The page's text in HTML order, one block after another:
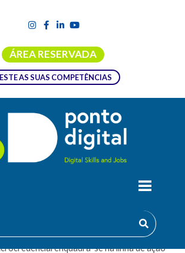
ÁREA RESERVADA
AS SUAS COMPETÊNCIAS
enquadra-se na linha de ação